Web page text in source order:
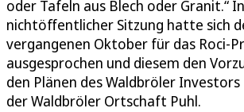
oder Tafeln aus Blech oder Granit.“ In
nichtöffentlicher Sitzung hatte sich
vergangenen Oktober für das Roci-
ausgesprochen und diesem den
den Plänen des Waldbröler
der Waldbröler Ortschaft Puhl.